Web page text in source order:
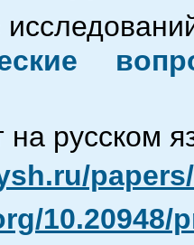
на русском
10.20948/